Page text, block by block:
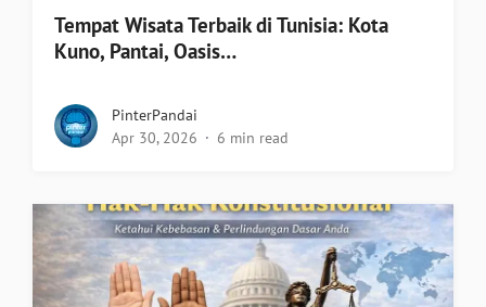
Tempat Wisata Terbaik di Tunisia: Kota
Kuno, Pantai, Oasis…
PinterPandai
Apr 30, 2026
6 min read